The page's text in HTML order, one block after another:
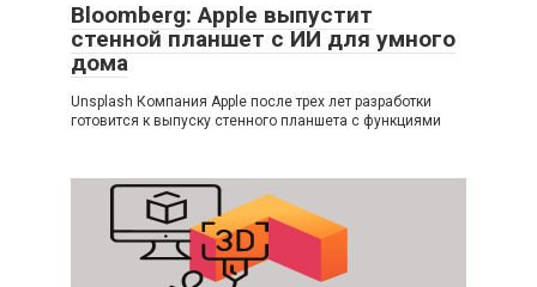
Bloomberg: Apple выпустит
стенной планшет с ИИ для умного
дома
Unsplash Компания Apple после трех лет разработки
готовится к выпуску стенного планшета с функциями